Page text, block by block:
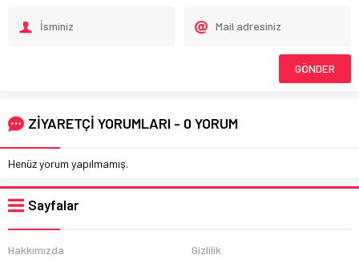
ZİYARETÇİ YORUMLARI - 0 YORUM
Henüz yorum yapılmamış.
Sayfalar
Hakkımızda Gizlilik